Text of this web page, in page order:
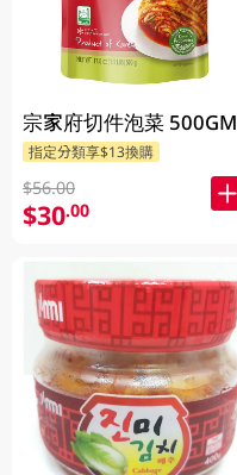
宗家府切件泡菜 500GM
指定分類享$13換購
$56.00
$30.00